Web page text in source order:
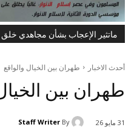
ماتثير الإعجاب بشأن مجاهدي خلق
أحدث الاخبار طهران بين الخيال والواقع
طهران بين
31 مايو 26 By
Staff Writer